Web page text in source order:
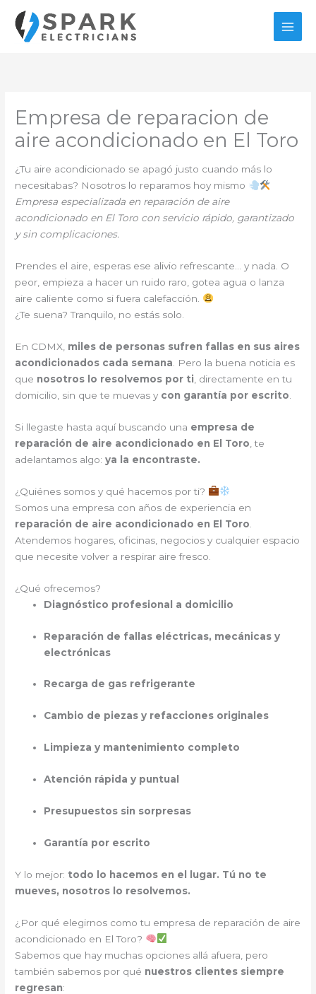
contenido
Empresa de reparacion de
aire acondicionado en El Toro
¿Tu aire acondicionado se apagó justo cuando más lo
necesitabas? Nosotros lo reparamos hoy mismo
Empresa especializada en reparación de aire
acondicionado en El Toro con servicio rápido, garantizado
y sin complicaciones.
Prendes el aire, esperas ese alivio refrescante… y nada. O
peor, empieza a hacer un ruido raro, gotea agua o lanza
aire caliente como si fuera calefacción.
¿Te suena? Tranquilo, no estás solo.
En CDMX, miles de personas sufren fallas en sus aires
acondicionados cada semana . Pero la buena noticia es
que nosotros lo resolvemos por ti , directamente en tu
domicilio, sin que te muevas y con garantía por escrito
Si llegaste hasta aquí buscando una empresa de
reparación de aire acondicionado en El Toro , te
adelantamos algo:ya la encontraste.
¿Quiénes somos y qué hacemos por ti?
Somos una empresa con años de experiencia en
reparación de aire acondicionado en El Toro
Atendemos hogares, oficinas, negocios y cualquier espacio
que necesite volver a respirar aire fresco.
¿Qué ofrecemos?
Diagnóstico profesional a domicilio
Reparación de fallas eléctricas, mecánicas y
electrónicas
Recarga de gas refrigerante
Cambio de piezas y refacciones originales
Limpieza y mantenimiento completo
Atención rápida y puntual
Presupuestos sin sorpresas
Garantía por escrito
Y lo mejor: todo lo hacemos en el lugar. Tú no te
mueves, nosotros lo resolvemos.
¿Por qué elegirnos como tu empresa de reparación de aire
acondicionado en El Toro?
Sabemos que hay muchas opciones allá afuera, pero
también sabemos por qué nuestros clientes siempre
regresan: